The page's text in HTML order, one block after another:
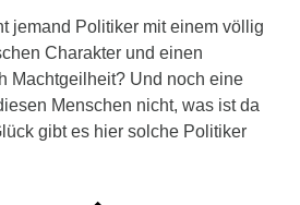
jemand Politiker mit einem völlig
Charakter und einen
Machtgeilheit? Und noch eine
Menschen nicht, was ist da
gibt es hier solche Politiker